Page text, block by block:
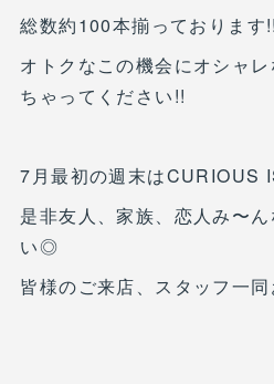
総数約100本揃っております
オトクなこの機会にオシャ
ちゃってください!!
7月最初の週末はCURIOUS
是非友人、家族、恋人み〜
い◎
皆様のご来店、スタッフ一